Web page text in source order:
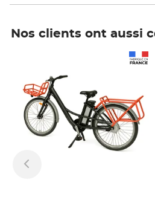
Nos clients ont aussi